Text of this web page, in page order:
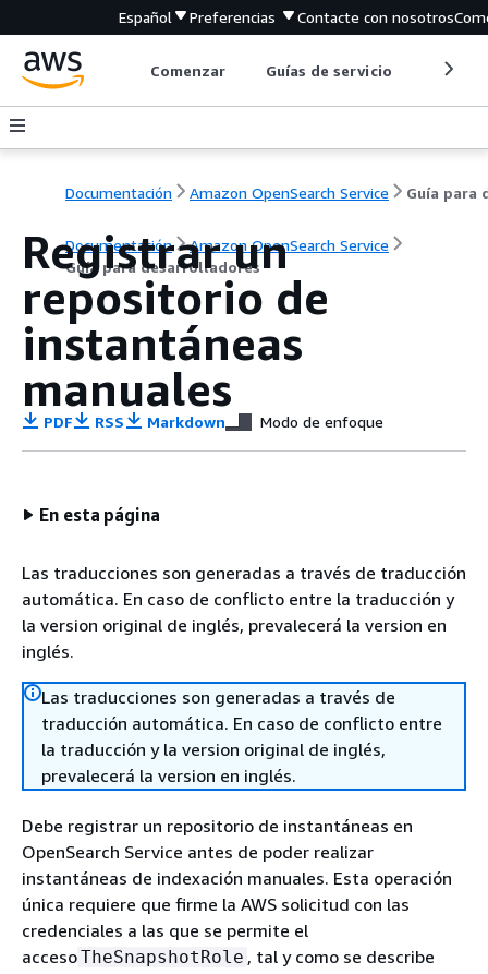
Español Preferencias Contacte con nosotros
Comenzar Guías de servicio
Documentación Amazon OpenSearch Service
Documentación
Amazon OpenSearch Service
Guía para desarrolladores
Registrar un
repositorio de
instantáneas
manuales
PDF RSS Markdown Modo de enfoque
En esta página
Las traducciones son generadas a través de traducción
automática. En caso de conflicto entre la traducción y
la version original de inglés, prevalecerá la version en
inglés.
Las traducciones son generadas a través de
traducción automática. En caso de conflicto entre
la traducción y la version original de inglés,
prevalecerá la version en inglés.
Debe registrar un repositorio de instantáneas en
OpenSearch Service antes de poder realizar
instantáneas de indexación manuales. Esta operación
única requiere que firme la AWS solicitud con las
credenciales a las que se permite el
accesoTheSnapshotRole , tal y como se describe